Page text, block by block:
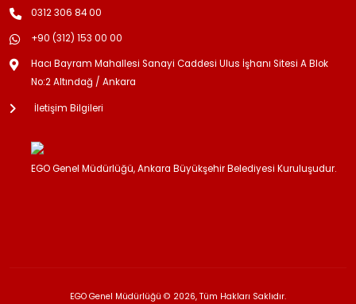
0312 306 84 00
+90 (312) 153 00 00
Hacı Bayram Mahallesi Sanayi Caddesi Ulus İşhanı Sitesi A Blok
No:2 Altındağ / Ankara
İletişim Bilgileri
EGO Genel Müdürlüğü, Ankara Büyükşehir Belediyesi Kuruluşudur.
EGO Genel Müdürlüğü © 2026, Tüm Hakları Saklıdır.